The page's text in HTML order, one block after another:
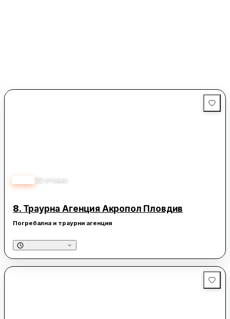
22 отзива
8. Траурна Агенция Акропол Пловдив
Погребална и траурни агенция